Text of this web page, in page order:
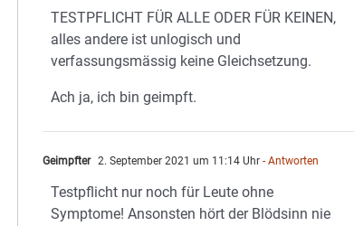
TESTPFLICHT FÜR ALLE ODER FÜR KEINEN,
alles andere ist unlogisch und
verfassungsmässig keine Gleichsetzung.
Ach ja, ich bin geimpft.
Geimpfter 2. September 2021 um 11:14 Uhr - Antworten
Testpflicht nur noch für Leute ohne
Symptome! Ansonsten hört der Blödsinn nie